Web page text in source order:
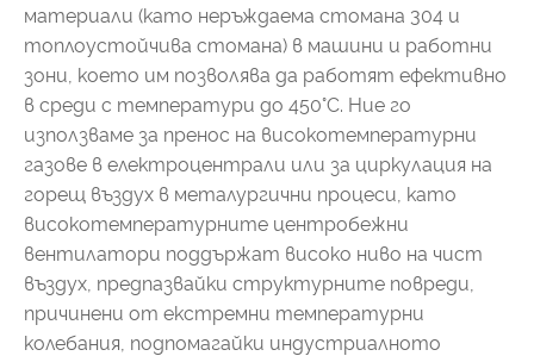
материали (като неръждаема стомана 304 и
топлоустойчива стомана) в машини и работни
зони, което им позволява да работят ефективно
в среди с температури до 450°C. Ние го
използваме за пренос на високотемпературни
газове в електроцентрали или за циркулация на
горещ въздух в металургични процеси, като
високотемпературните центробежни
вентилатори поддържат високо ниво на чист
въздух, предпазвайки структурните повреди,
причинени от екстремни температурни
колебания, подпомагайки индустриалното